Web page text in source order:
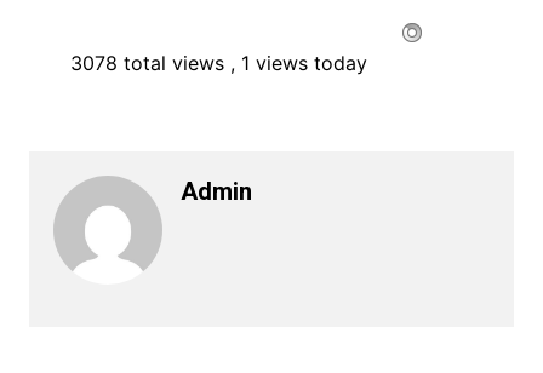
3078 total views , 1 views today
Admin